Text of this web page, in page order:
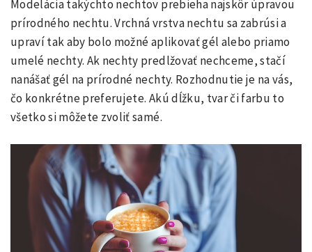
Modelácia takýchto nechtov prebieha najskôr úpravou
prírodného nechtu. Vrchná vrstva nechtu sa zabrúsi a
upraví tak aby bolo možné aplikovať gél alebo priamo
umelé nechty. Ak nechty predlžovať nechceme, stačí
nanášať gél na prírodné nechty. Rozhodnutie je na vás,
čo konkrétne preferujete. Akú dĺžku, tvar či farbu to
všetko si môžete zvoliť samé.